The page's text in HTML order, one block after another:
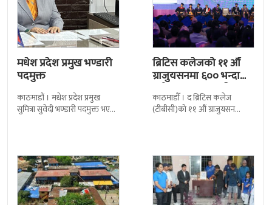
मधेश प्रदेश प्रमुख भण्डारी
पदमुक्त
काठमाडौं । मधेश प्रदेश प्रमुख
सुमित्रा सुवेदी भण्डारी पदमुक्त भएकी
ब्रिटिस कलेजको ११ औँ
ग्राजुयसनमा ६०० भन्दा
बढी ग्राजुयट सम्मानित
काठमाडौँ । द ब्रिटिस कलेज
(टीबीसी)को ११ औं ग्राजुयसन